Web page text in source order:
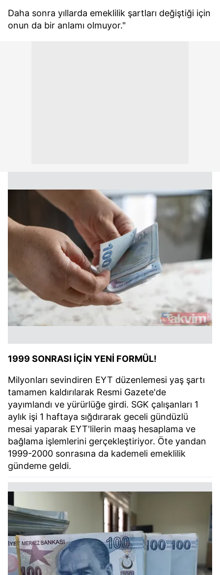
Daha sonra yıllarda emeklilik şartları değiştiği için
onun da bir anlamı olmuyor."
1999 SONRASI İÇİN YENİ FORMÜL!
Milyonları sevindiren EYT düzenlemesi yaş şartı
tamamen kaldırılarak Resmi Gazete'de
yayımlandı ve yürürlüğe girdi. SGK çalışanları 1
aylık işi 1 haftaya sığdırarak geceli gündüzlü
mesai yaparak EYT'lilerin maaş hesaplama ve
bağlama işlemlerini gerçekleştiriyor. Öte yandan
1999-2000 sonrasına da kademeli emeklilik
gündeme geldi.